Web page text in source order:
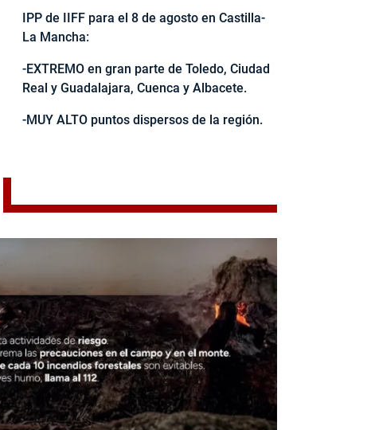
IPP de IIFF para el 8 de agosto en Castilla-
La Mancha:
-EXTREMO en gran parte de Toledo, Ciudad
Real y Guadalajara, Cuenca y Albacete.
-MUY ALTO puntos dispersos de la región.